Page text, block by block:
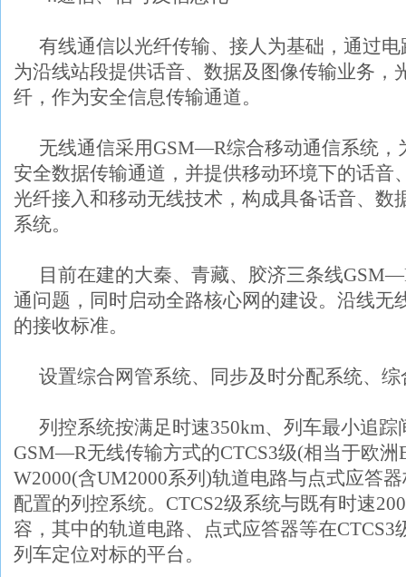
有线通信以光纤传输、接人为基础，通过
为沿线站段提供话音、数据及图像传输业务，
纤，作为安全信息传输通道。
无线通信采用GSM—R综合移动通信系统，
安全数据传输通道，并提供移动环境下的话音
光纤接入和移动无线技术，构成具备话音、数
系统。
目前在建的大秦、青藏、胶济三条线GSM—
通问题，同时启动全路核心网的建设。沿线无
的接收标准。
设置综合网管系统、同步及时分配系统、
列控系统按满足时速350km、列车最小追踪
GSM—R无线传输方式的CTCS3级(相当于欧洲
W2000(含UM2000系列 )轨道电路与点式应答
配置的列控系统。 CTCS2级系统与既有时速
容，其中的轨道电路、点式应答器等在CTCS3
列车定位对标的平台。